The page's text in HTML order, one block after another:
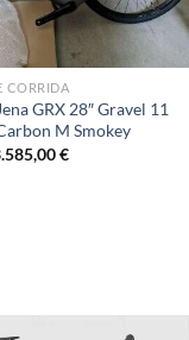
CORRIDA
GRX 28″ Gravel 11
M Smokey
preço
€O